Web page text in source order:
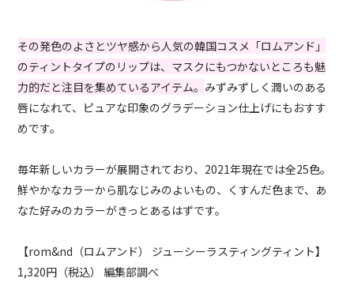
その発色のよさとツヤ感から人気の韓国コスメ「ロムアンド」
のティントタイプのリップは、マスクにもつかないところも魅
力的だと注目を集めているアイテム。 みずみずしく潤いのある
唇になれて、ピュアな印象のグラデーション仕上げにもおすす
めです。
毎年新しいカラーが展開されており、2021年現在では全25色。
鮮やかなカラーから肌なじみのよいもの、くすんだ色まで、あ
なた好みのカラーがきっとあるはずです。
【rom&nd（ロムアンド） ジューシーラスティングティント】
1,320円（税込） 編集部調べ